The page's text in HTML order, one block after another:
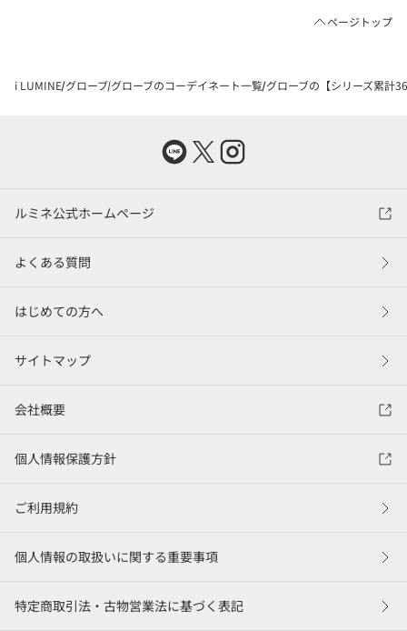
ページトップ
i LUMINE グローブ グローブのコーデイネート一覧 グローブの【シリーズ累計
ルミネ公式ホームページ
よくある質問
はじめての方へ
サイトマップ
会社概要
個人情報保護方針
ご利用規約
個人情報の取扱いに関する重要事項
特定商取引法・古物営業法に基づく表記